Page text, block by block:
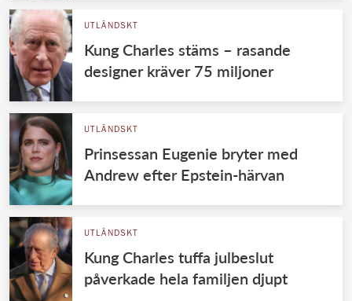
UTLÄNDSKT
Kung Charles stäms – rasande
designer kräver 75 miljoner
UTLÄNDSKT
Prinsessan Eugenie bryter med
Andrew efter Epstein-härvan
UTLÄNDSKT
Kung Charles tuffa julbeslut
påverkade hela familjen djupt